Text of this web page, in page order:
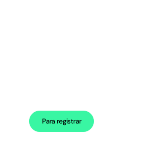
Para registrar